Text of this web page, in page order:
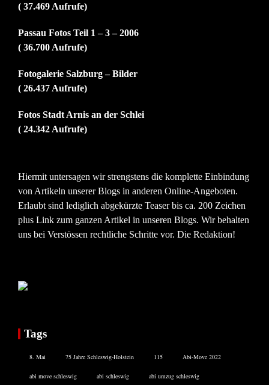
( 37.469 Aufrufe)
Passau Fotos Teil 1 – 3 – 2006
( 36.700 Aufrufe)
Fotogalerie Salzburg – Bilder
( 26.437 Aufrufe)
Fotos Stadt Arnis an der Schlei
( 24.342 Aufrufe)
Hiermit untersagen wir strengstens die komplette Einbindung
von Artikeln unserer Blogs in anderen Online-Angeboten.
Erlaubt sind lediglich abgekürzte Teaser bis ca. 200 Zeichen
plus Link zum ganzen Artikel in unseren Blogs. Wir behalten
uns bei Verstössen rechtliche Schritte vor. Die Redaktion!
Tags
8. Mai 75 Jahre Schleswig-Holstein 115 Abi-Move 2022
abi move schleswig abi schleswig abi umzug schleswig